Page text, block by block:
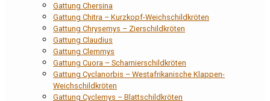
Gattung Chersina
Gattung Chitra – Kurzkopf-Weichschildkröten
Gattung Chrysemys – Zierschildkröten
Gattung Claudius
Gattung Clemmys
Gattung Cuora – Scharnierschildkröten
Gattung Cyclanorbis – Westafrikanische Klappen-
Weichschildkröten
Gattung Cyclemys – Blattschildkröten